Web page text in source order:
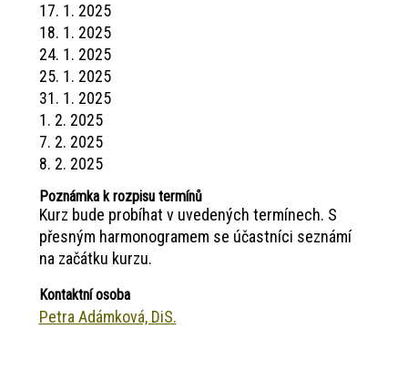
17. 1. 2025
18. 1. 2025
24. 1. 2025
25. 1. 2025
31. 1. 2025
1. 2. 2025
7. 2. 2025
8. 2. 2025
Poznámka k rozpisu termínů
Kurz bude probíhat v uvedených termínech. S
přesným harmonogramem se účastníci seznámí
na začátku kurzu.
Kontaktní osoba
Petra Adámková, DiS.